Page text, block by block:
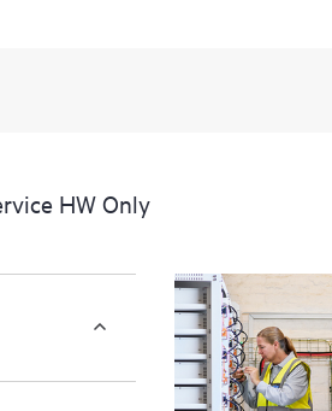
HPE Tech Care
HW Only